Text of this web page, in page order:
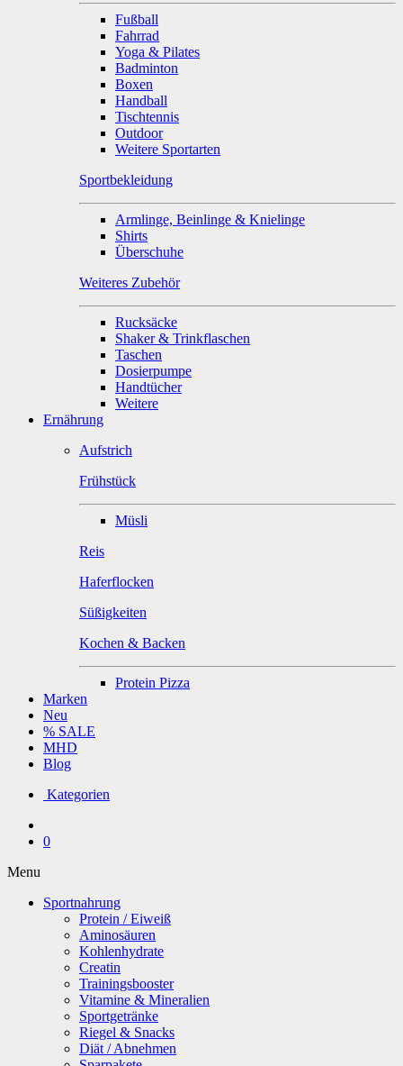
Fußball
Fahrrad
Yoga & Pilates
Badminton
Boxen
Handball
Tischtennis
Outdoor
Weitere Sportarten
Sportbekleidung
Armlinge, Beinlinge & Knielinge
Shirts
Überschuhe
Weiteres Zubehör
Rucksäcke
Shaker & Trinkflaschen
Taschen
Dosierpumpe
Handtücher
Weitere
Ernährung
Aufstrich
Frühstück
Müsli
Reis
Haferflocken
Süßigkeiten
Kochen & Backen
Protein Pizza
Marken
Neu
% SALE
MHD
Blog
Kategorien
0
Menu
Sportnahrung
Protein / Eiweiß
Aminosäuren
Kohlenhydrate
Creatin
Trainingsbooster
Vitamine & Mineralien
Sportgetränke
Riegel & Snacks
Diät / Abnehmen